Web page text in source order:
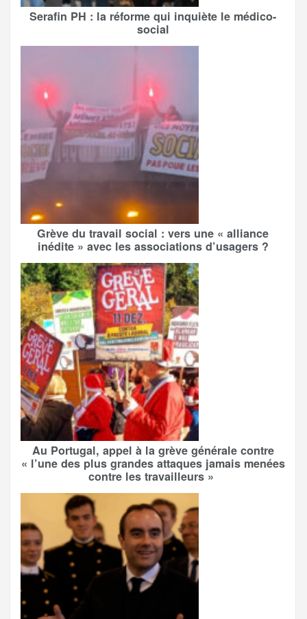
Serafin PH : la réforme qui inquiète le médico-
social
Grève du travail social : vers une « alliance
inédite » avec les associations d’usagers ?
Au Portugal, appel à la grève générale contre
« l’une des plus grandes attaques jamais menées
contre les travailleurs »